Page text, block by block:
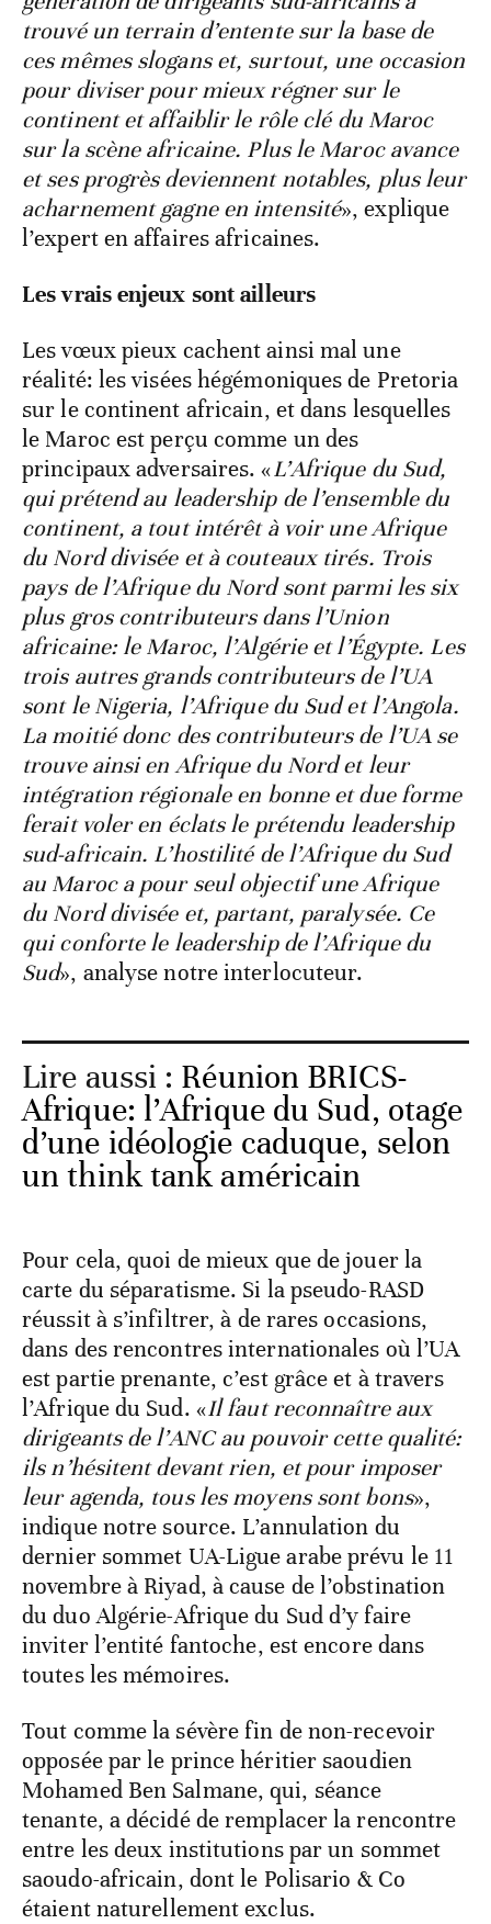
trouvé un terrain d’entente sur la base de
ces mêmes slogans et, surtout, une occasion
pour diviser pour mieux régner sur le
continent et affaiblir le rôle clé du Maroc
sur la scène africaine. Plus le Maroc avance
et ses progrès deviennent notables, plus leur
acharnement gagne en intensité», explique
l’expert en affaires africaines.
Les vrais enjeux sont ailleurs
Les vœux pieux cachent ainsi mal une
réalité: les visées hégémoniques de Pretoria
sur le continent africain, et dans lesquelles
le Maroc est perçu comme un des
principaux adversaires. «L’Afrique du Sud,
qui prétend au leadership de l’ensemble du
continent, a tout intérêt à voir une Afrique
du Nord divisée et à couteaux tirés. Trois
pays de l’Afrique du Nord sont parmi les six
plus gros contributeurs dans l’Union
africaine: le Maroc, l’Algérie et l’Égypte. Les
trois autres grands contributeurs de l’UA
sont le Nigeria, l’Afrique du Sud et l’Angola.
La moitié donc des contributeurs de l’UA se
trouve ainsi en Afrique du Nord et leur
intégration régionale en bonne et due forme
ferait voler en éclats le prétendu leadership
sud-africain. L’hostilité de l’Afrique du Sud
au Maroc a pour seul objectif une Afrique
du Nord divisée et, partant, paralysée. Ce
qui conforte le leadership de l’Afrique du
Sud», analyse notre interlocuteur.
Lire aussi : Réunion BRICS-
Afrique: l’Afrique du Sud, otage
d’une idéologie caduque, selon
un think tank américain
Pour cela, quoi de mieux que de jouer la
carte du séparatisme. Si la pseudo-RASD
réussit à s’infiltrer, à de rares occasions,
dans des rencontres internationales où l’UA
est partie prenante, c’est grâce et à travers
l’Afrique du Sud. «Il faut reconnaître aux
dirigeants de l’ANC au pouvoir cette qualité:
ils n’hésitent devant rien, et pour imposer
leur agenda, tous les moyens sont bons»,
indique notre source. L’annulation du
dernier sommet UA-Ligue arabe prévu le 11
novembre à Riyad, à cause de l’obstination
du duo Algérie-Afrique du Sud d’y faire
inviter l’entité fantoche, est encore dans
toutes les mémoires.
Tout comme la sévère fin de non-recevoir
opposée par le prince héritier saoudien
Mohamed Ben Salmane, qui, séance
tenante, a décidé de remplacer la rencontre
entre les deux institutions par un sommet
saoudo-africain, dont le Polisario & Co
étaient naturellement exclus.